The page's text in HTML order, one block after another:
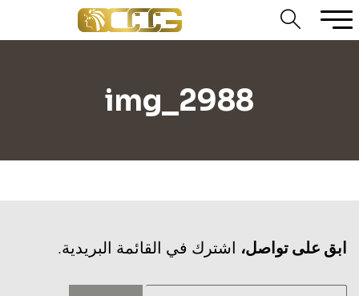
img_2988
‫ابق على تواصل، اشترك في القائمة البريدية.